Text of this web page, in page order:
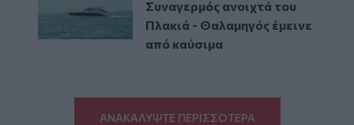
Συναγερμός ανοιχτά του
Πλακιά - Θαλαμηγός έμεινε
από καύσιμα
ΑΝΑΚΑΛΥΨΤΕ ΠΕΡΙΣΣΟΤΕΡΑ